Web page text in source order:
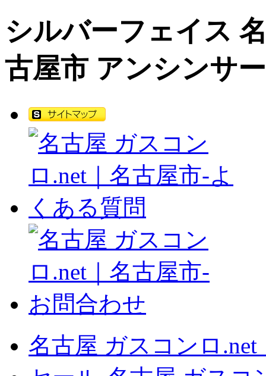
シルバーフェイス
古屋市 アンシンサ
名古屋 ガスコンロ.net